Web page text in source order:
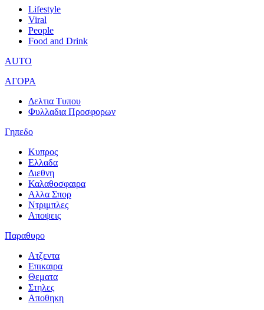
Lifestyle
Viral
People
Food and Drink
AUTO
ΑΓΟΡΑ
Δελτια Τυπου
Φυλλαδια Προσφορων
Γηπεδο
Κυπρος
Ελλαδα
Διεθνη
Καλαθοσφαιρα
Αλλα Σπορ
Ντριμπλες
Αποψεις
Παραθυρο
Ατζεντα
Επικαιρα
Θεματα
Στηλες
Αποθηκη